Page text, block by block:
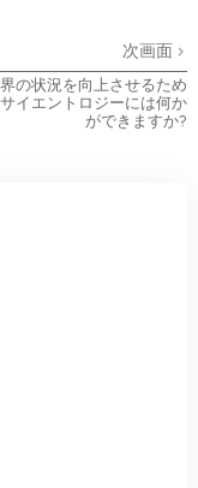
次画面
の状況を向上させるため
イエントロジーには何か
ができますか?